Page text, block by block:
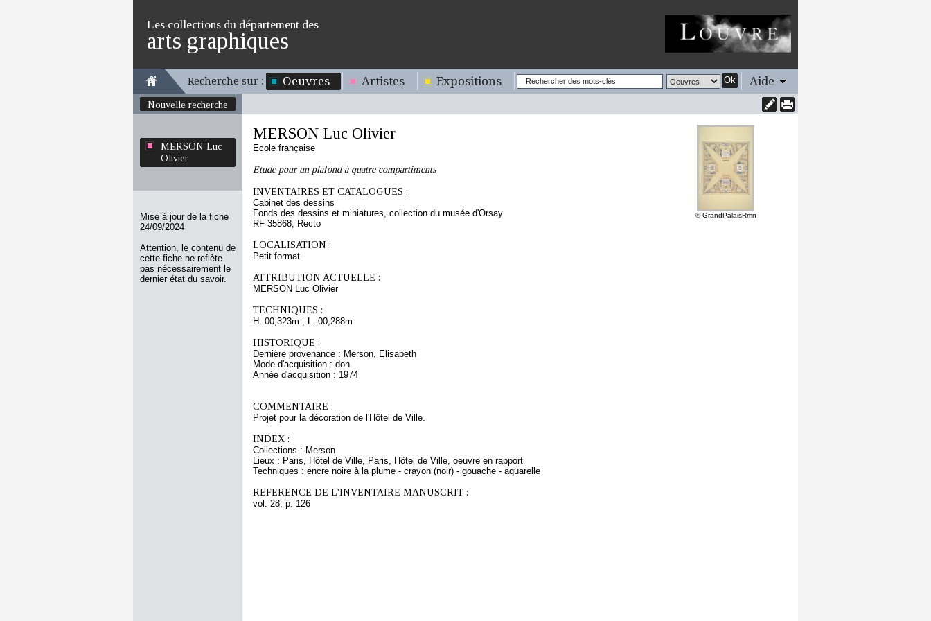
Les collections du département des
arts graphiques
Recherche sur : Oeuvres Artistes Expositions Ok Aide
Nouvelle recherche
MERSON Luc
Olivier
Mise à jour de la fiche
24/09/2024
Attention, le contenu de
cette fiche ne reflète
pas nécessairement le
dernier état du savoir.
© GrandPalaisRmn
MERSON Luc Olivier
Ecole française
Etude pour un plafond à quatre compartiments
INVENTAIRES ET CATALOGUES :
Cabinet des dessins
Fonds des dessins et miniatures, collection du musée d'Orsay
RF 35868, Recto
LOCALISATION :
Petit format
ATTRIBUTION ACTUELLE :
MERSON Luc Olivier
TECHNIQUES :
H. 00,323m ; L. 00,288m
HISTORIQUE :
Dernière provenance : Merson, Elisabeth
Mode d'acquisition : don
Année d'acquisition : 1974
COMMENTAIRE :
Projet pour la décoration de l'Hôtel de Ville.
INDEX :
Collections : Merson
Lieux : Paris, Hôtel de Ville, Paris, Hôtel de Ville, oeuvre en rapport
Techniques : encre noire à la plume - crayon (noir) - gouache - aquarelle
REFERENCE DE L'INVENTAIRE MANUSCRIT :
vol. 28, p. 126